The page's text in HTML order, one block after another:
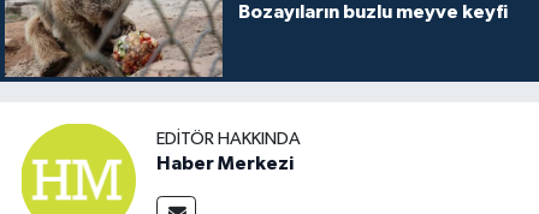
Bozayıların buzlu meyve keyfi
EDITÖR HAKKINDA
Haber Merkezi